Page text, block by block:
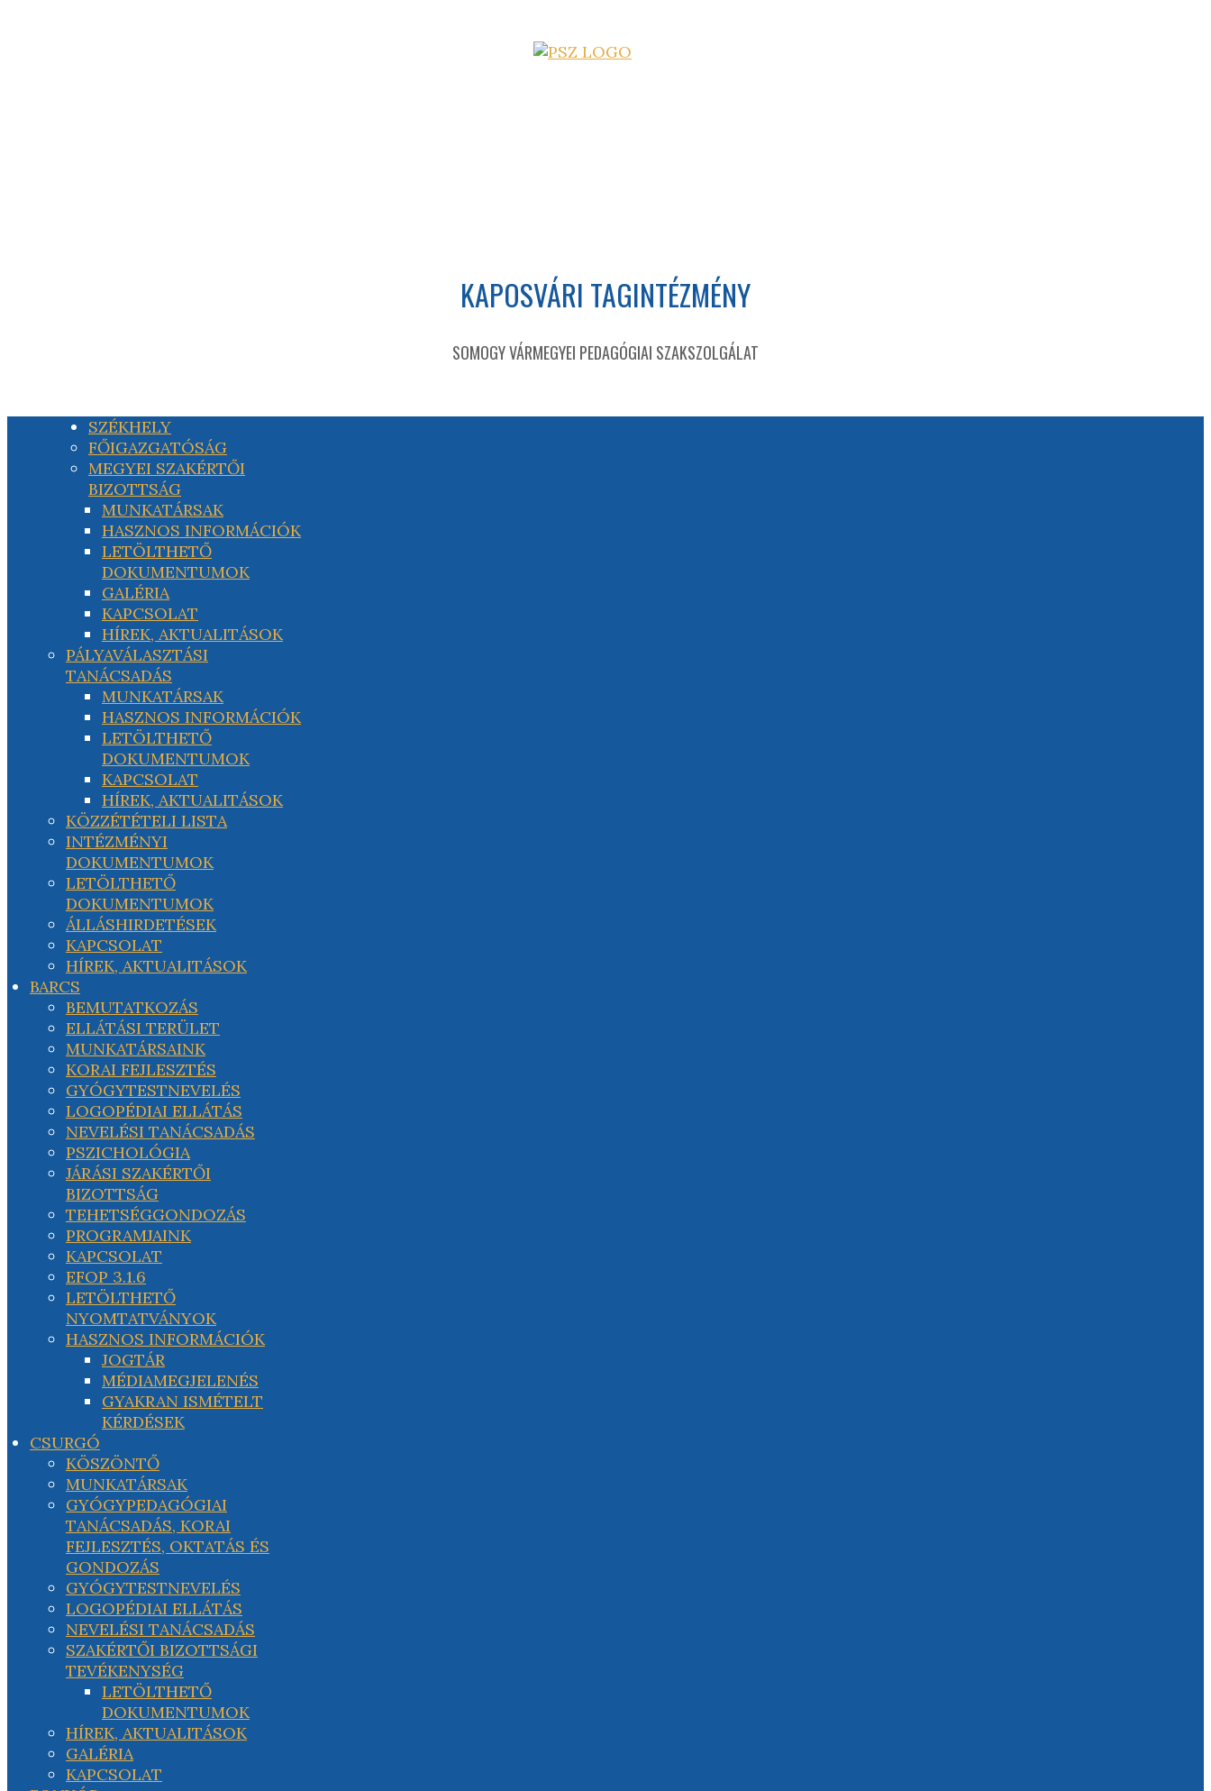
KAPOSVÁRI TAGINTÉZMÉNY
SOMOGY VÁRMEGYEI PEDAGÓGIAI SZAKSZOLGÁLAT
SZÉKHELY
FŐIGAZGATÓSÁG
MEGYEI SZAKÉRTŐI
BIZOTTSÁG
MUNKATÁRSAK
HASZNOS INFORMÁCIÓK
LETÖLTHETŐ
DOKUMENTUMOK
GALÉRIA
KAPCSOLAT
HÍREK, AKTUALITÁSOK
PÁLYAVÁLASZTÁSI
TANÁCSADÁS
MUNKATÁRSAK
HASZNOS INFORMÁCIÓK
LETÖLTHETŐ
DOKUMENTUMOK
KAPCSOLAT
HÍREK, AKTUALITÁSOK
KÖZZÉTÉTELI LISTA
INTÉZMÉNYI
DOKUMENTUMOK
LETÖLTHETŐ
DOKUMENTUMOK
ÁLLÁSHIRDETÉSEK
KAPCSOLAT
HÍREK, AKTUALITÁSOK
BARCS
BEMUTATKOZÁS
ELLÁTÁSI TERÜLET
MUNKATÁRSAINK
KORAI FEJLESZTÉS
GYÓGYTESTNEVELÉS
LOGOPÉDIAI ELLÁTÁS
NEVELÉSI TANÁCSADÁS
PSZICHOLÓGIA
JÁRÁSI SZAKÉRTŐI
BIZOTTSÁG
TEHETSÉGGONDOZÁS
PROGRAMJAINK
KAPCSOLAT
EFOP 3.1.6
LETÖLTHETŐ
NYOMTATVÁNYOK
HASZNOS INFORMÁCIÓK
JOGTÁR
MÉDIAMEGJELENÉS
GYAKRAN ISMÉTELT
KÉRDÉSEK
CSURGÓ
KÖSZÖNTŐ
MUNKATÁRSAK
GYÓGYPEDAGÓGIAI
TANÁCSADÁS, KORAI
FEJLESZTÉS, OKTATÁS ÉS
GONDOZÁS
GYÓGYTESTNEVELÉS
LOGOPÉDIAI ELLÁTÁS
NEVELÉSI TANÁCSADÁS
SZAKÉRTŐI BIZOTTSÁGI
TEVÉKENYSÉG
LETÖLTHETŐ
DOKUMENTUMOK
HÍREK, AKTUALITÁSOK
GALÉRIA
KAPCSOLAT